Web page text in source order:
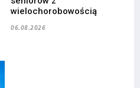
wielochorobowością
06.08.2026